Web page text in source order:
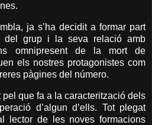
ja s’ha decidit a formar part
del grup i la seva relació amb
omnipresent de la mort de
els nostres protagonistes com
pàgines del número.
que fa a la caracterització dels
d’algun d’ells. Tot plegat
lector de les noves formacions